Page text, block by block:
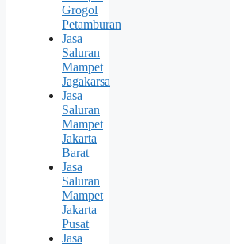
Grogol
Petamburan
Jasa
Saluran
Mampet
Jagakarsa
Jasa
Saluran
Mampet
Jakarta
Barat
Jasa
Saluran
Mampet
Jakarta
Pusat
Jasa